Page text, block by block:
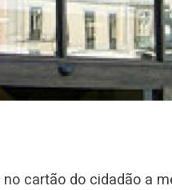
cartão do cidadão a